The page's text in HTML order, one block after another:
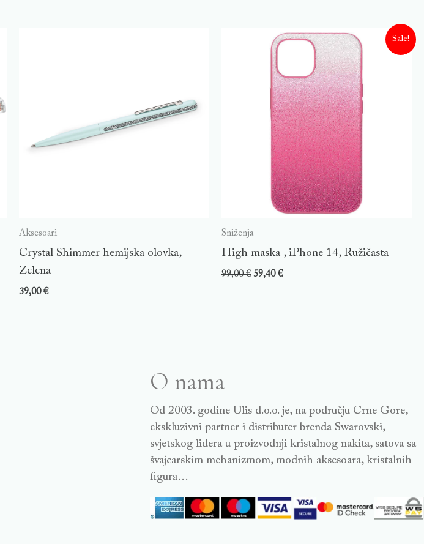
Aksesoari
Crystal Shimmer hemijska olovka,
Zelena
39,00€
Sale!
Sniženja
High maska , iPhone 14, Ružičasta
99,00€ 59,40€
O nama
Od 2003. godine Ulis d.o.o. je, na području Crne Gore,
ekskluzivni partner i distributer brenda Swarovski,
svjetskog lidera u proizvodnji kristalnog nakita, satova sa
švajcarskim mehanizmom, modnih aksesoara, kristalnih
figura…